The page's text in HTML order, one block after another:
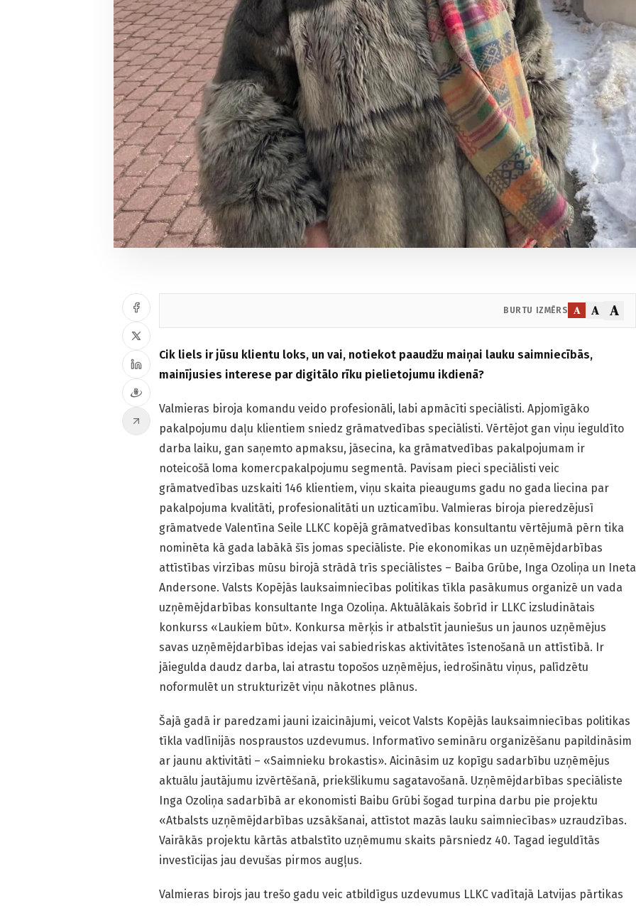
BURTU IZMĒRS A A A
Cik liels ir jūsu klientu loks, un vai, notiekot paaudžu maiņai lauku saimniecībās,
mainījusies interese par digitālo rīku pielietojumu ikdienā?
Valmieras biroja komandu veido profesionāli, labi apmācīti speciālisti. Apjomīgāko
pakalpojumu daļu klientiem sniedz grāmatvedības speciālisti. Vērtējot gan viņu ieguldīto
darba laiku, gan saņemto apmaksu, jāsecina, ka grāmatvedības pakalpojumam ir
noteicošā loma komercpakalpojumu segmentā. Pavisam pieci speciālisti veic
grāmatvedības uzskaiti 146 klientiem, viņu skaita pieaugums gadu no gada liecina par
pakalpojuma kvalitāti, profesionalitāti un uzticamību. Valmieras biroja pieredzējusī
grāmatvede Valentīna Seile LLKC kopējā grāmatvedības konsultantu vērtējumā pērn tika
nominēta kā gada labākā šīs jomas speciāliste. Pie ekonomikas un uzņēmējdarbības
attīstības virzības mūsu birojā strādā trīs speciālistes – Baiba Grūbe, Inga Ozoliņa un Ineta
Andersone. Valsts Kopējās lauksaimniecības politikas tīkla pasākumus organizē un vada
uzņēmējdarbības konsultante Inga Ozoliņa. Aktuālākais šobrīd ir LLKC izsludinātais
konkurss «Laukiem būt». Konkursa mērķis ir atbalstīt jauniešus un jaunos uzņēmējus
savas uzņēmējdarbības idejas vai sabiedriskas aktivitātes īstenošanā un attīstībā. Ir
jāiegulda daudz darba, lai atrastu topošos uzņēmējus, iedrošinātu viņus, palīdzētu
noformulēt un strukturizēt viņu nākotnes plānus.
Šajā gadā ir paredzami jauni izaicinājumi, veicot Valsts Kopējās lauksaimniecības politikas
tīkla vadlīnijās nospraustos uzdevumus. Informatīvo semināru organizēšanu papildināsim
ar jaunu aktivitāti – «Saimnieku brokastis». Aicināsim uz kopīgu sadarbību uzņēmējus
aktuālu jautājumu izvērtēšanā, priekšlikumu sagatavošanā. Uzņēmējdarbības speciāliste
Inga Ozoliņa sadarbībā ar ekonomisti Baibu Grūbi šogad turpina darbu pie projektu
«Atbalsts uzņēmējdarbības uzsākšanai, attīstot mazās lauku saimniecības» uzraudzības.
Vairākās projektu kārtās atbalstīto uzņēmumu skaits pārsniedz 40. Tagad ieguldītās
investīcijas jau devušas pirmos augļus.
Valmieras birojs jau trešo gadu veic atbildīgus uzdevumus LLKC vadītajā Latvijas pārtikas